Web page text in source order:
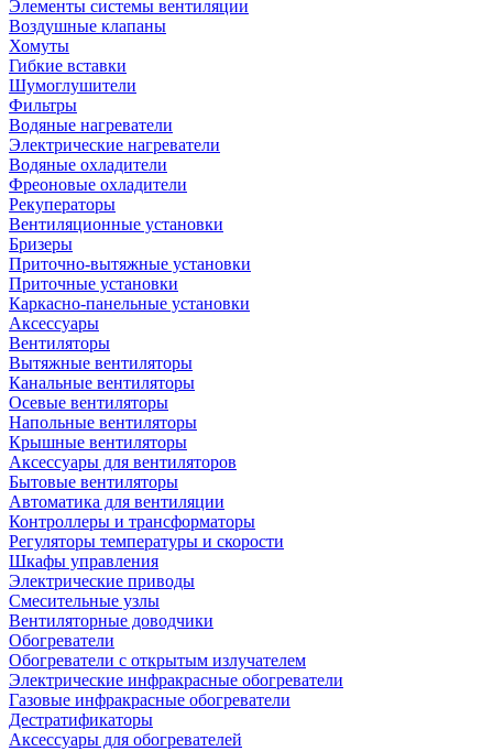
Элементы системы вентиляции
Воздушные клапаны
Хомуты
Гибкие вставки
Шумоглушители
Фильтры
Водяные нагреватели
Электрические нагреватели
Водяные охладители
Фреоновые охладители
Рекуператоры
Вентиляционные установки
Бризеры
Приточно-вытяжные установки
Приточные установки
Каркасно-панельные установки
Аксессуары
Вентиляторы
Вытяжные вентиляторы
Канальные вентиляторы
Осевые вентиляторы
Напольные вентиляторы
Крышные вентиляторы
Аксессуары для вентиляторов
Бытовые вентиляторы
Автоматика для вентиляции
Контроллеры и трансформаторы
Регуляторы температуры и скорости
Шкафы управления
Электрические приводы
Смесительные узлы
Вентиляторные доводчики
Обогреватели
Обогреватели с открытым излучателем
Электрические инфракрасные обогреватели
Газовые инфракрасные обогреватели
Дестратификаторы
Аксессуары для обогревателей